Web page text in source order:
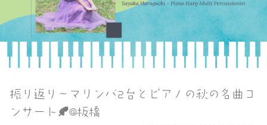
振り返り〜マリンバ2台とピアノの秋の名曲コ
ンサート🍂@板橋